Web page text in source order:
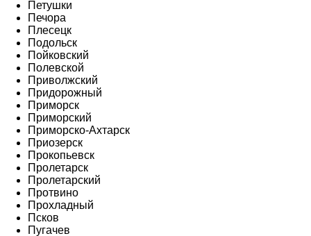
Петушки
Печора
Плесецк
Подольск
Пойковский
Полевской
Приволжский
Придорожный
Приморск
Приморский
Приморско-Ахтарск
Приозерск
Прокопьевск
Пролетарск
Пролетарский
Протвино
Прохладный
Псков
Пугачев